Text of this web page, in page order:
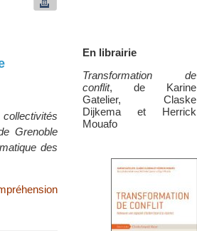
En librairie
Transformation de
conflit, de Karine
Gatelier, Claske
Dijkema et Herrick
Mouafo
Grenoble
des